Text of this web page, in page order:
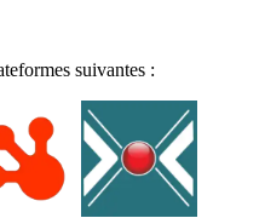
suivantes :